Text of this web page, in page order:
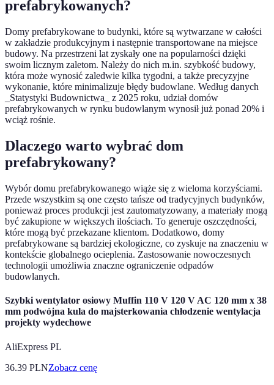
prefabrykowanych?
Domy prefabrykowane to budynki, które są wytwarzane w całości
w zakładzie produkcyjnym i następnie transportowane na miejsce
budowy. Na przestrzeni lat zyskały one na popularności dzięki
swoim licznym zaletom. Należy do nich m.in. szybkość budowy,
która może wynosić zaledwie kilka tygodni, a także precyzyjne
wykonanie, które minimalizuje błędy budowlane. Według danych
_Statystyki Budownictwa_ z 2025 roku, udział domów
prefabrykowanych w rynku budowlanym wynosił już ponad 20% i
wciąż rośnie.
Dlaczego warto wybrać dom
prefabrykowany?
Wybór domu prefabrykowanego wiąże się z wieloma korzyściami.
Przede wszystkim są one często tańsze od tradycyjnych budynków,
ponieważ proces produkcji jest zautomatyzowany, a materiały mogą
być zakupione w większych ilościach. To generuje oszczędności,
które mogą być przekazane klientom. Dodatkowo, domy
prefabrykowane są bardziej ekologiczne, co zyskuje na znaczeniu w
kontekście globalnego ocieplenia. Zastosowanie nowoczesnych
technologii umożliwia znaczne ograniczenie odpadów
budowlanych.
Szybki wentylator osiowy Muffin 110 V 120 V AC 120 mm x 38
mm podwójna kula do majsterkowania chłodzenie wentylacja
projekty wydechowe
AliExpress PL
36.39 PLNZobacz cenę